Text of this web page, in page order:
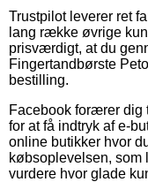
Trustpilot leverer ret
lang række øvrige
prisværdigt, at du
Fingertandbørste
bestilling.
Facebook forærer
for at få indtryk af e-
online butikker hvor
købsoplevelsen, som
vurdere hvor glade